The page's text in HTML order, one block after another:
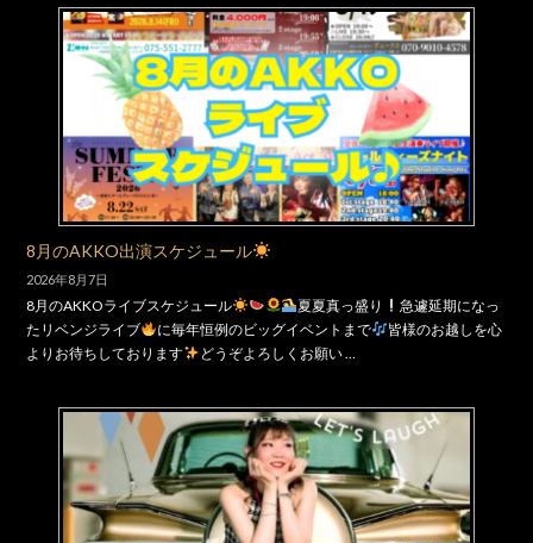
8月のAKKO出演スケジュール
2026年8月7日
8月のAKKOライブスケジュール 夏夏真っ盛り
急遽延期になっ
たリベンジライブ
に毎年恒例のビッグイベントまで
皆様のお越しを心
よりお待ちしております
どうぞよろしくお願い …